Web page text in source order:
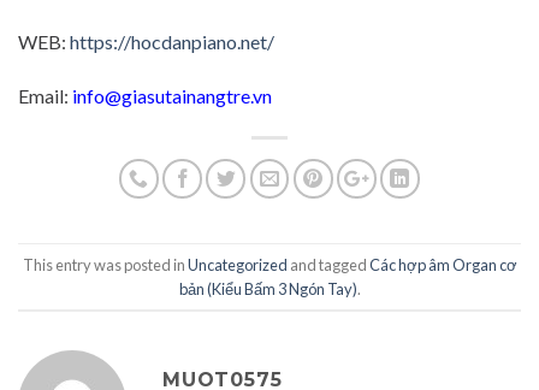
WEB: https://hocdanpiano.net/
Email: info@giasutainangtre.vn
This entry was posted inUncategorized and taggedCác hợp âm Organ cơ
bản (Kiểu Bấm 3 Ngón Tay).
MUOT0575